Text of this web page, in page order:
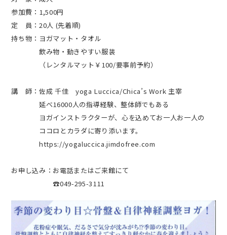
参加費：1,500円
定 員：20人 (先着順)
持ち物：ヨガマット・タオル
飲み物・動きやすい服装
（レンタルマット￥100/要事前予約）
講 師：佐成 千佳 yoga Luccica/Chica’s Work 主宰
延べ16000人の指導経験、整体師でもある
ヨガインストラクターが、心を込めてお一人お一人の
ココロとカラダに寄り添います。
https://yogaluccica.jimdofree.com
お申し込み：お電話またはご来館にて
☎049-295-3111